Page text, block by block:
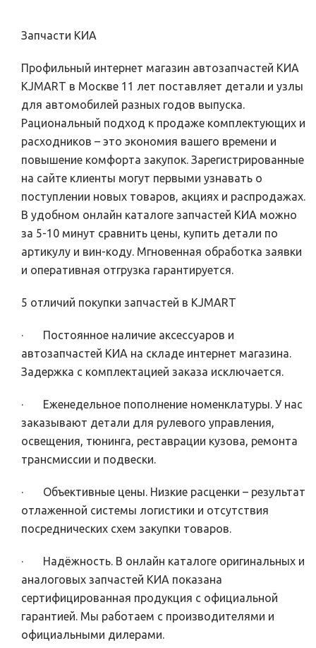
Запчасти КИА
Профильный интернет магазин автозапчастей КИА
KJMART в Москве 11 лет поставляет детали и узлы
для автомобилей разных годов выпуска.
Рациональный подход к продаже комплектующих и
расходников – это экономия вашего времени и
повышение комфорта закупок. Зарегистрированные
на сайте клиенты могут первыми узнавать о
поступлении новых товаров, акциях и распродажах.
В удобном онлайн каталоге запчастей КИА можно
за 5-10 минут сравнить цены, купить детали по
артикулу и вин-коду. Мгновенная обработка заявки
и оперативная отгрузка гарантируется.
5 отличий покупки запчастей в KJMART
· Постоянное наличие аксессуаров и
автозапчастей КИА на складе интернет магазина.
Задержка с комплектацией заказа исключается.
· Еженедельное пополнение номенклатуры. У нас
заказывают детали для рулевого управления,
освещения, тюнинга, реставрации кузова, ремонта
трансмиссии и подвески.
· Объективные цены. Низкие расценки – результат
отлаженной системы логистики и отсутствия
посреднических схем закупки товаров.
· Надёжность. В онлайн каталоге оригинальных и
аналоговых запчастей КИА показана
сертифицированная продукция с официальной
гарантией. Мы работаем с производителями и
официальными дилерами.